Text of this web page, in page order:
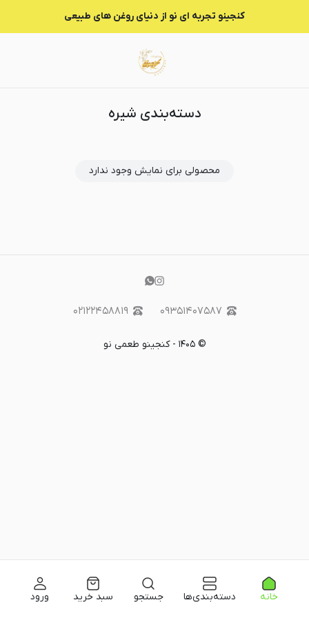
کنجینو تجربه ای نو از دنیای روغن های طبیعی
خانه دسته‌بندی‌ها جستجو سبد خرید ورود
دسته‌بندی شیره
محصولی برای نمایش وجود ندارد
۰۹۳۵۱۴۰۷۵۸۷ ۰۲۱۲۲۴۵۸۸۱۹
©۱۴۰۵ - کنجینو طعمی نو